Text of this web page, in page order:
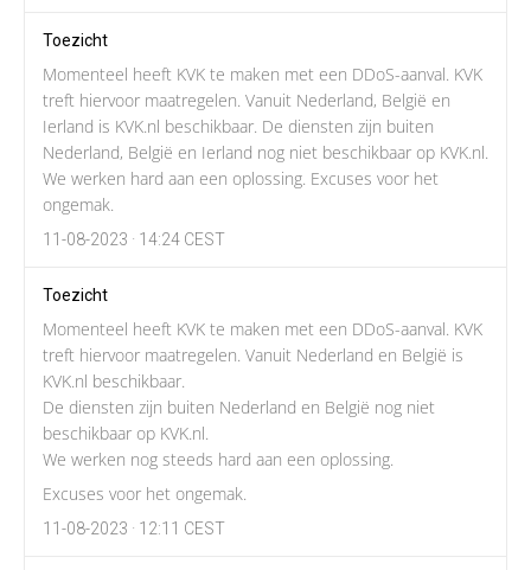
Toezicht
Momenteel heeft KVK te maken met een DDoS-aanval. KVK
treft hiervoor maatregelen. Vanuit Nederland, België en
Ierland is KVK.nl beschikbaar. De diensten zijn buiten
Nederland, België en Ierland nog niet beschikbaar op KVK.nl.
We werken hard aan een oplossing. Excuses voor het
ongemak.
11-08-2023 · 14:24 CEST
Toezicht
Momenteel heeft KVK te maken met een DDoS-aanval. KVK
treft hiervoor maatregelen. Vanuit Nederland en België is
KVK.nl beschikbaar.
De diensten zijn buiten Nederland en België nog niet
beschikbaar op KVK.nl.
We werken nog steeds hard aan een oplossing.
Excuses voor het ongemak.
11-08-2023 · 12:11 CEST